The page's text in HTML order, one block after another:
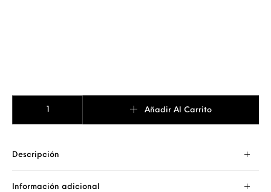
Añadir Al Carrito
Descripción
Información adicional